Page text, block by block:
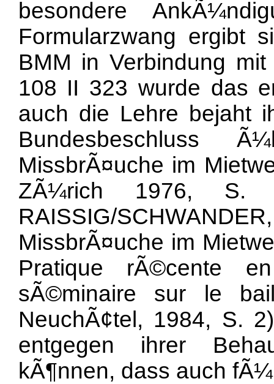
besondere
Formularzwang ergibt
BMM in Verbindung
108 II 323 wurde das
auch die Lehre bejaht
Bundesbeschluss
MissbrÃ¤uche im
ZÃ¼rich 1976,
RAISSIG/
MissbrÃ¤uche im
Pratique rÃ©cente
sÃ©minaire sur le
NeuchÃ¢tel, 1984, S.
entgegen ihrer
kÃ¶nnen, dass auch